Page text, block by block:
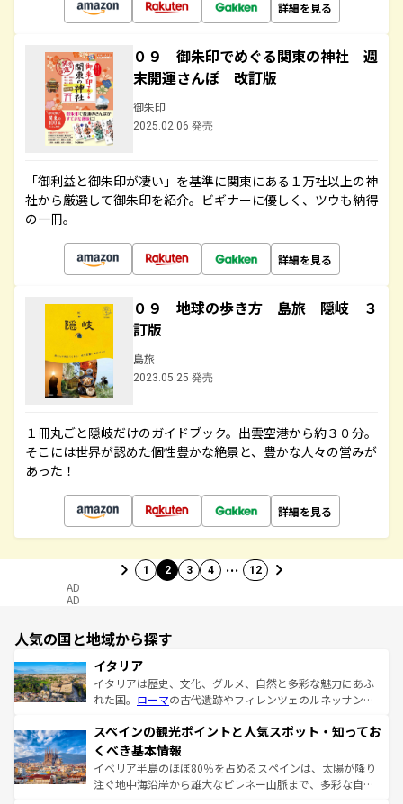
詳細を見る
０９ 御朱印でめぐる関東の神社 週
末開運さんぽ 改訂版
御朱印
2025.02.06 発売
「御利益と御朱印が凄い」を基準に関東にある１万社以上の神
社から厳選して御朱印を紹介。ビギナーに優しく、ツウも納得
の一冊。
詳細を見る
０９ 地球の歩き方 島旅 隠岐 ３
訂版
島旅
2023.05.25 発売
１冊丸ごと隠岐だけのガイドブック。出雲空港から約３０分。
そこには世界が認めた個性豊かな絶景と、豊かな人々の営みが
あった！
詳細を見る
1 2 3 4 … 12
AD
AD
人気の国と地域から探す
イタリア
イタリアは歴史、文化、グルメ、自然と多彩な魅力にあふ
れた国。 ローマの古代遺跡やフィレンツェのルネッサンス
ろん、トスカーナの美しい田園風景やアマルフィ海岸の絶
景など、自然景観も見逃せない。観光の合間には、本場の
ピザやパスタなど、絶品のイタリア料理を堪能することも
できる。朝目覚めてから夜眠るまで、すべての瞬間を楽し
スペインの観光ポイントと人気スポット・知ってお
くべき基本情報
イベリア半島のほぼ80％を占めるスペインは、太陽が降り
注ぐ地中海沿岸から雄大なピレネー山脈まで、多彩な自然